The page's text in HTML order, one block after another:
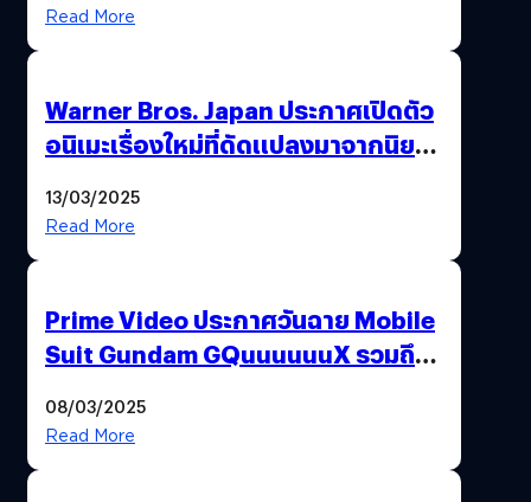
Read More
Warner Bros. Japan ประกาศเปิดตัว
อนิเมะเรื่องใหม่ที่ดัดแปลงมาจากนิยาย
13/03/2025
Read More
Prime Video ประกาศวันฉาย Mobile
Suit Gundam GQuuuuuuX รวมถึง
08/03/2025
Read More